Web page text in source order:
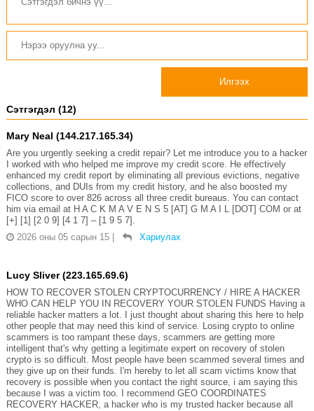
Илгээх
Сэтгэгдэл (12)
Mary Neal (144.217.165.34)
Are you urgently seeking a credit repair? Let me introduce you to a hacker
I worked with who helped me improve my credit score. He effectively
enhanced my credit report by eliminating all previous evictions, negative
collections, and DUIs from my credit history, and he also boosted my
FICO score to over 826 across all three credit bureaus. You can contact
him via email at H A C K M A V E N S 5 [AT] G M A I L [DOT] COM or at
[+] [1] [2 0 9] [4 1 7] – [1 9 5 7].
2026 оны 05 сарын 15
Хариулах
Lucy Sliver (223.165.69.6)
HOW TO RECOVER STOLEN CRYPTOCURRENCY / HIRE A HACKER
WHO CAN HELP YOU IN RECOVERY YOUR STOLEN FUNDS Having a
reliable hacker matters a lot. I just thought about sharing this here to help
other people that may need this kind of service. Losing crypto to online
scammers is too rampant these days, scammers are getting more
intelligent that's why getting a legitimate expert on recovery of stolen
crypto is so difficult. Most people have been scammed several times and
they give up on their funds. I'm hereby to let all scam victims know that
recovery is possible when you contact the right source, i am saying this
because I was a victim too. I recommend GEO COORDINATES
RECOVERY HACKER, a hacker who is my trusted hacker because all